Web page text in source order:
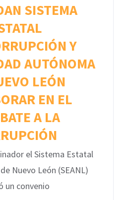
SISTEMA
Y
AUTÓNOMA
LEÓN
EN EL
A LA
el Sistema Estatal
Nuevo León (SEANL)
un convenio